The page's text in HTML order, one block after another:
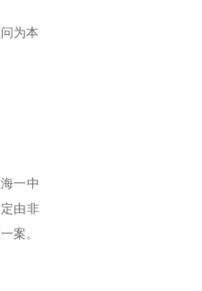
为本
一中
由非
案。